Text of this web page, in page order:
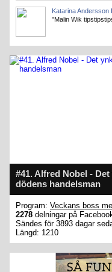
Katarina Andersson
"Malin Wik
#41. Alfred Nobel -
dödens handelsman
Program: Veckans boss
2278 delningar på
Sändes för 3893 dagar
Längd: 1210